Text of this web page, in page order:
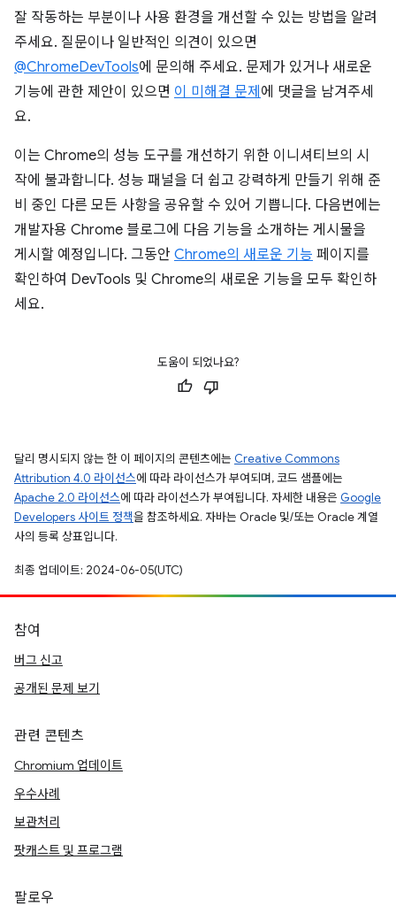
잘 작동하는 부분이나 사용 환경을 개선할 수 있는 방법을 알려
주세요. 질문이나 일반적인 의견이 있으면
@ChromeDevTools에 문의해 주세요. 문제가 있거나 새로운
기능에 관한 제안이 있으면 이 미해결 문제 에 댓글을 남겨주세
요.
이는 Chrome의 성능 도구를 개선하기 위한 이니셔티브의 시
작에 불과합니다. 성능 패널을 더 쉽고 강력하게 만들기 위해 준
비 중인 다른 모든 사항을 공유할 수 있어 기쁩니다. 다음번에는
개발자용 Chrome 블로그에 다음 기능을 소개하는 게시물을
게시할 예정입니다. 그동안 Chrome의 새로운 기능 페이지를
확인하여 DevTools 및 Chrome의 새로운 기능을 모두 확인하
세요.
도움이 되었나요?
달리 명시되지 않는 한 이 페이지의 콘텐츠에는 Creative Commons
Attribution 4.0 라이선스에 따라 라이선스가 부여되며, 코드 샘플에는
Apache 2.0 라이선스에 따라 라이선스가 부여됩니다. 자세한 내용은 Google
Developers 사이트 정책을 참조하세요. 자바는 Oracle 및/또는 Oracle 계열
사의 등록 상표입니다.
최종 업데이트: 2024-06-05(UTC)
참여
버그 신고
공개된 문제 보기
관련 콘텐츠
Chromium 업데이트
우수사례
보관처리
팟캐스트 및 프로그램
팔로우